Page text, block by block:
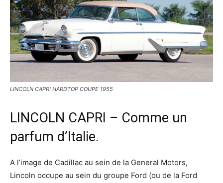
LINCOLN CAPRI HARDTOP COUPE 1955
LINCOLN CAPRI – Comme un
parfum d’Italie.
A l’image de Cadillac au sein de la General Motors,
Lincoln occupe au sein du groupe Ford (ou de la Ford